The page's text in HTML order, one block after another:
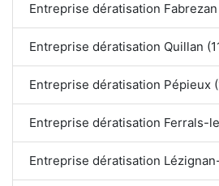
Entreprise dératisation Fabrezan
Entreprise dératisation Quillan
Entreprise dératisation Pépieux
Entreprise dératisation Ferrals-
Entreprise dératisation